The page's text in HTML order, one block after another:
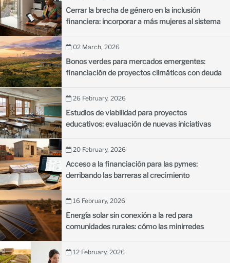
Cerrar la brecha de género en la inclusión
financiera: incorporar a más mujeres al sistema
02 March, 2026
Bonos verdes para mercados emergentes:
financiación de proyectos climáticos con deuda
26 February, 2026
Estudios de viabilidad para proyectos
educativos: evaluación de nuevas iniciativas
20 February, 2026
Acceso a la financiación para las pymes:
derribando las barreras al crecimiento
16 February, 2026
Energía solar sin conexión a la red para
comunidades rurales: cómo las minirredes
12 February, 2026